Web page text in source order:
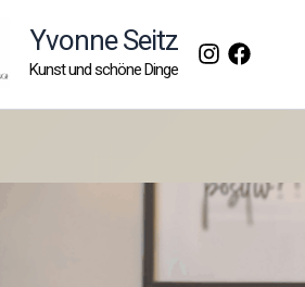
Yvonne Seitz
Kunst und schöne Dinge